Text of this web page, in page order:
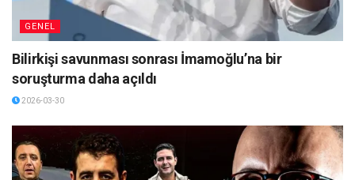
GENEL
Bilirkişi savunması sonrası İmamoğlu’na bir
soruşturma daha açıldı
2026-03-30